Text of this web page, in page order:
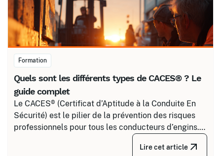
Formation
Quels sont les différents types de CACES® ? Le
guide complet
Le CACES® (Certificat d’Aptitude à la Conduite En
Sécurité) est le pilier de la prévention des risques
professionnels pour tous les conducteurs d’engins.
Depuis la réforme de 2020, il s’articule autour de 8
grandes familles d’équipements, divisées selon
Lire cet article